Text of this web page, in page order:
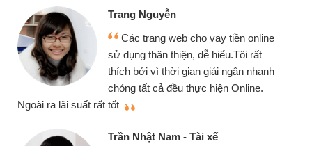
online
rất
nhanh
Đoàn Hữu Cảnh
Mình cần tiền gấp nên định
chiếc xe wave nhưng thật may
gói vay tiền bằng CMND online
cần gặp mặt nên rất tiện lợi, sẽ
thiệu cho bạn bè biết
Cấn Văn Lực - Tạp hóa